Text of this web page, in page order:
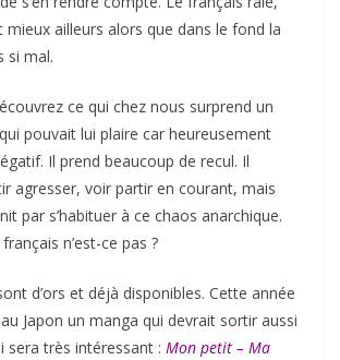
mieux ailleurs alors que dans le fond la
si mal.
ce qui chez nous surprend un
pouvait lui plaire car heureusement
Il prend beaucoup de recul. Il
agresser, voir partir en courant, mais
par s’habituer à ce chaos anarchique.
n’est-ce pas ?
d’ors et déjà disponibles. Cette année
Japon un manga qui devrait sortir aussi
sera très intéressant : Mon petit – Ma